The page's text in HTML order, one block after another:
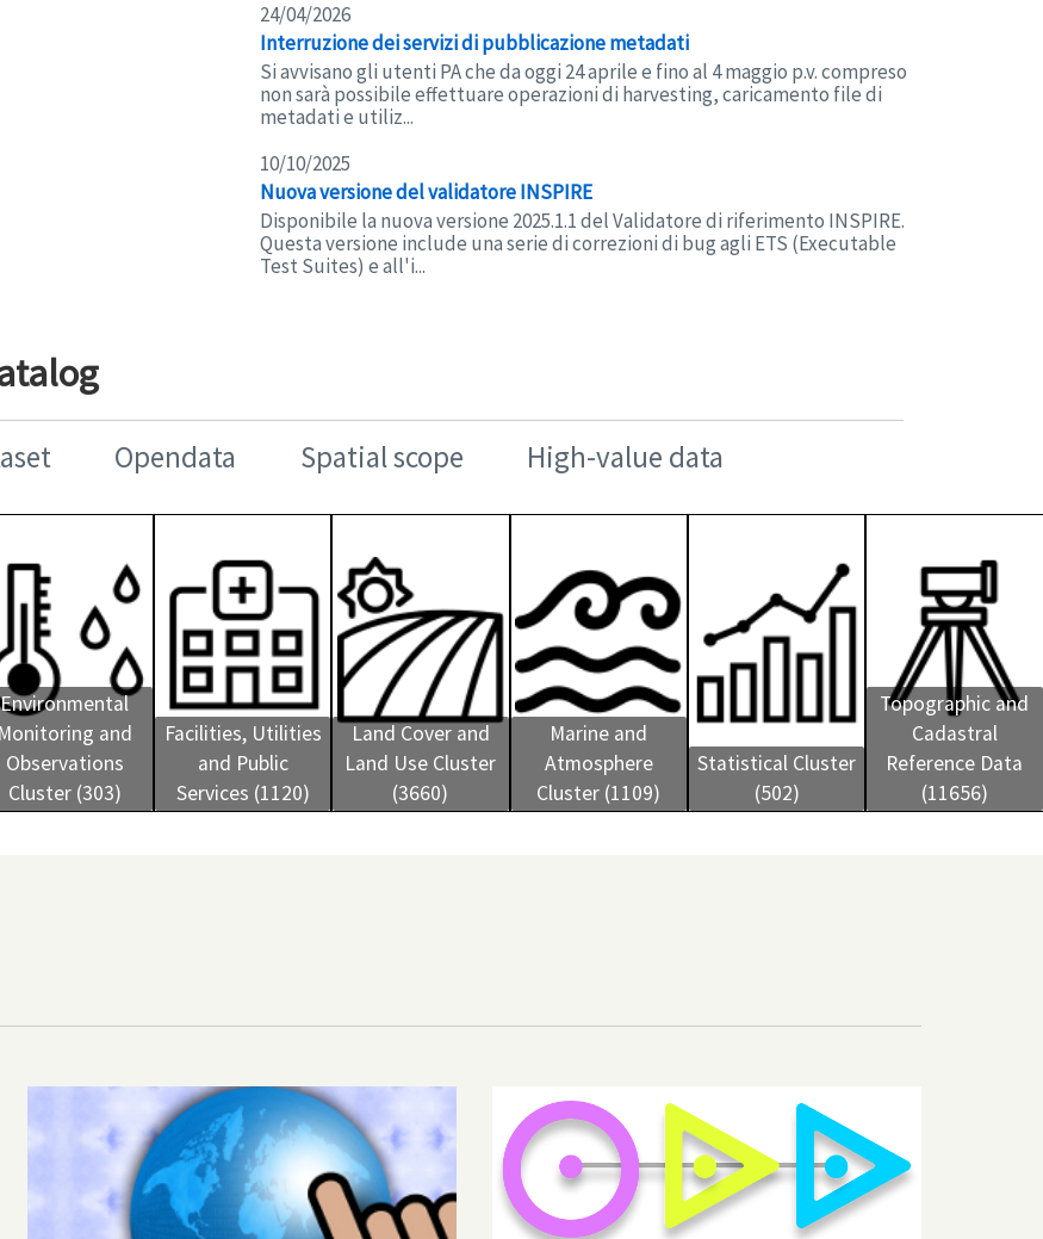
24/04/2026
Interruzione dei servizi di pubblicazione metadati
Si avvisano gli utenti PA che da oggi 24 aprile e fino al 4 maggio p.v. compreso
non sarà possibile effettuare operazioni di harvesting, caricamento file di
metadati e utiliz...
10/10/2025
Nuova versione del validatore INSPIRE
Disponibile la nuova versione 2025.1.1 del Validatore di riferimento INSPIRE.
Questa versione include una serie di correzioni di bug agli ETS (Executable
Test Suites) e all'i...
Opendata Spatial scope High-value data
Environmental
Monitoring and
Observations
Cluster (303)
Facilities, Utilities
and Public
Services (1120)
Land Cover and
Land Use Cluster
(3660)
Marine and
Atmosphere
Cluster (1109)
Statistical Cluster
(502)
Topographic and
Cadastral
Reference Data
(11656)